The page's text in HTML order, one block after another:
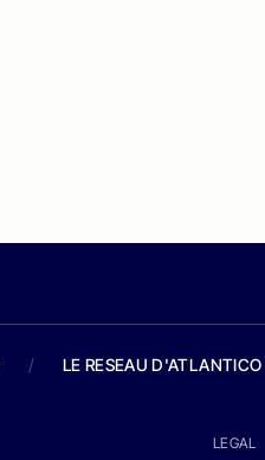
/ LE RESEAU D'ATLANTICO
LEGAL